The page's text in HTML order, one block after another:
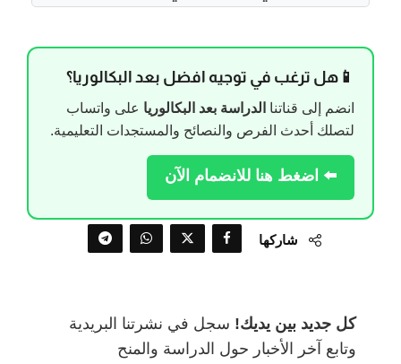
📱هل ترغب في توجيه افضل بعد البكالوريا؟
انضم إلى قناتنا الدراسة بعد البكالوريا على واتساب
لتصلك أحدث الفرص والنصائح والمستجدات التعليمية.
⬅️ اضغط هنا للانضمام الآن
شاركها
كل جديد بين يديك! سجل في نشرتنا البريدية
وتابع آخر الأخبار حول الدراسة والمنح